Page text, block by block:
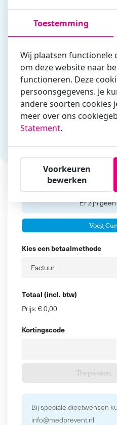
Vul hier bij voorkeur het e-
zakelijk/administratief
Is de contactpersoon ook
Ja
Cursisten
Voeg cursisten toe
Voornaam
Tussenvoegsel
Er zijn geen
Voeg
Kies een betaalmethode
Totaal (incl. btw)
Prijs: € 0,00
Kortingscode
Bij speciale dieetwensen
info@medprevent.nl
Toestemming
Wij plaatsen functionele
om deze website naar
functioneren. Deze
persoonsgegevens. Je
andere soorten cookies
meer over ons
Statement.
Voorkeuren
bewerken